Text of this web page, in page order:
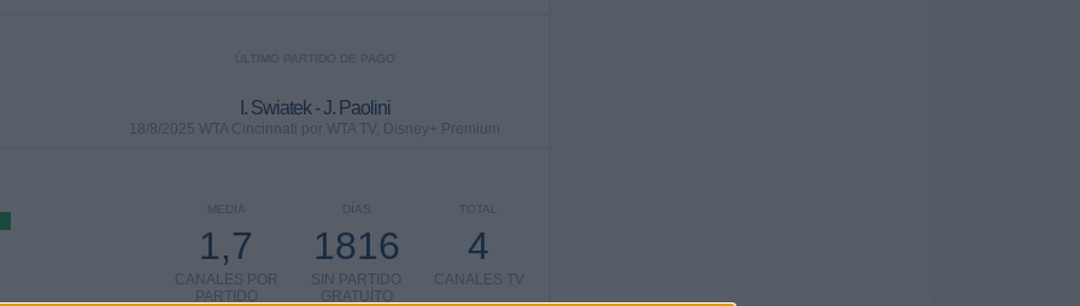
ÚLTIMO PARTIDO DE PAGO
I. Swiatek - J. Paolini
18/8/2025 WTA Cincinnati por WTA TV, Disney+ Premium
TOTAL
4
CANALES TV
DÍAS
1816
SIN PARTIDO
GRATUÍTO
MEDIA
1,7
CANALES POR
PARTIDO